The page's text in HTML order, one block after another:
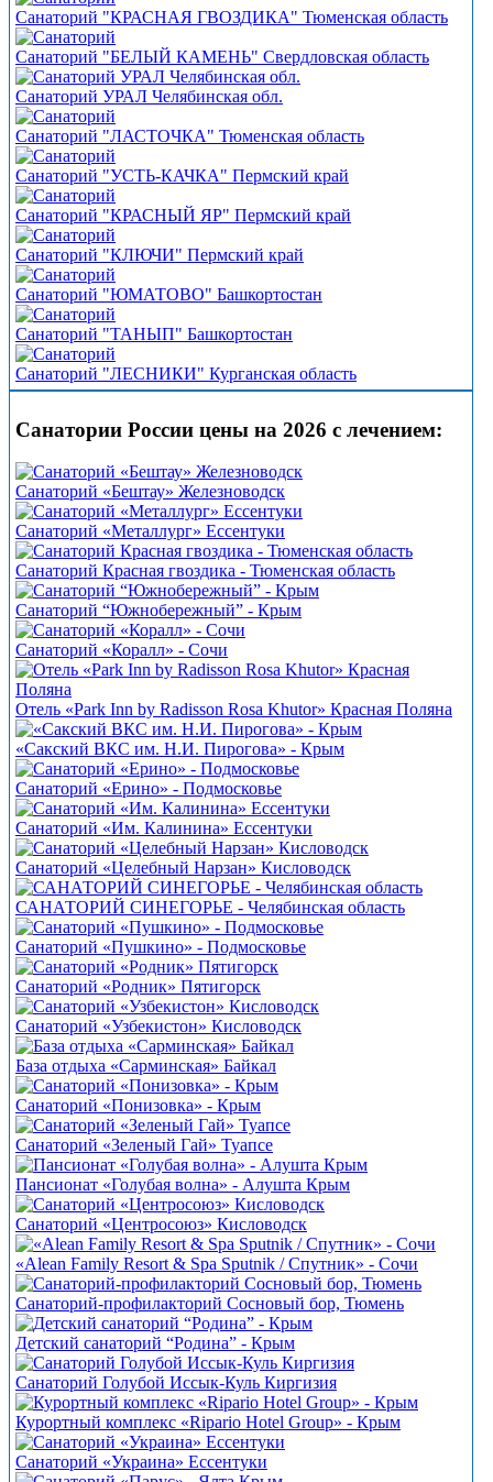
Санаторий "КРАСНАЯ ГВОЗДИКА" Тюменская область
Санаторий "БЕЛЫЙ КАМЕНЬ" Свердловская область
Санаторий УРАЛ Челябинская обл.
Санаторий "ЛАСТОЧКА" Тюменская область
Санаторий "УСТЬ-КАЧКА" Пермский край
Санаторий "КРАСНЫЙ ЯР" Пермский край
Санаторий "КЛЮЧИ" Пермский край
Санаторий "ЮМАТОВО" Башкортостан
Санаторий "ТАНЫП" Башкортостан
Санаторий "ЛЕСНИКИ" Курганская область
Санатории России цены на 2026 с лечением:
Санаторий «Бештау» Железноводск
Санаторий «Металлург» Ессентуки
Санаторий Красная гвоздика - Тюменская область
Санаторий “Южнобережный” - Крым
Санаторий «Коралл» - Сочи
Отель «Park Inn by Radisson Rosa Khutor» Красная Поляна
«Сакский ВКС им. Н.И. Пирогова» - Крым
Санаторий «Ерино» - Подмосковье
Санаторий «Им. Калинина» Ессентуки
Санаторий «Целебный Нарзан» Кисловодск
САНАТОРИЙ СИНЕГОРЬЕ - Челябинская область
Санаторий «Пушкино» - Подмосковье
Санаторий «Родник» Пятигорск
Санаторий «Узбекистон» Кисловодск
База отдыха «Сарминская» Байкал
Санаторий «Понизовка» - Крым
Санаторий «Зеленый Гай» Туапсе
Пансионат «Голубая волна» - Алушта Крым
Санаторий «Центросоюз» Кисловодск
«Alean Family Resort & Spa Sputnik / Спутник» - Сочи
Санаторий-профилакторий Сосновый бор, Тюмень
Детский санаторий “Родина” - Крым
Санаторий Голубой Иссык-Куль Киргизия
Курортный комплекс «Ripario Hotel Group» - Крым
Санаторий «Украина» Ессентуки